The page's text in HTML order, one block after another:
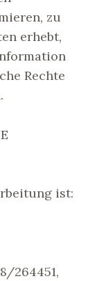
zu
erhebt,
Rechte
ist:
264451,